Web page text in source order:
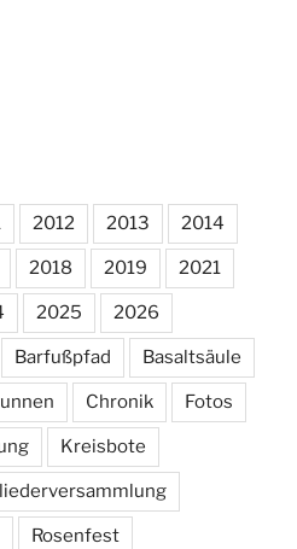
2012 2013 2014
2018 2019 2021
2025 2026
Barfußpfad Basaltsäule
Chronik Fotos
Kreisbote
Rosenfest